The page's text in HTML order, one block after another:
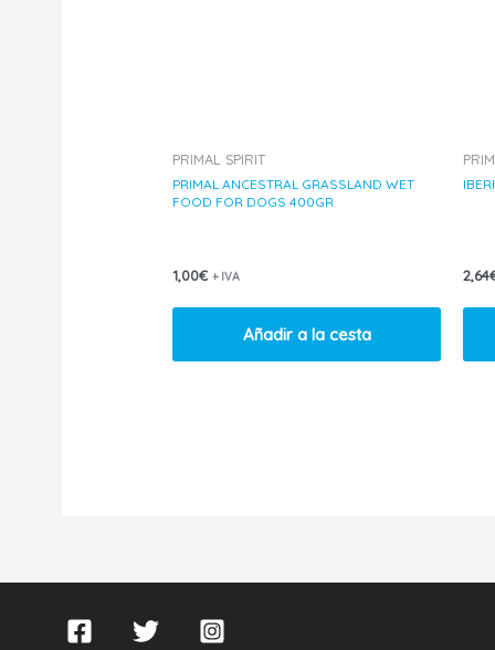
PRIMAL SPIRIT
PRIMAL ANCESTRAL GRASSLAND WET
FOOD FOR DOGS 400GR
1,00€ + IVA
Añadir a la cesta
2,64